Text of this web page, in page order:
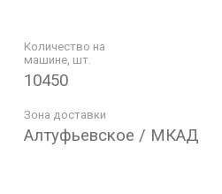
Количество на
машине, шт.
10450
Зона доставки
Алтуфьевское / МКАД